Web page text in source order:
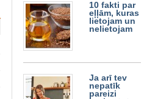
10 fakti par
eļļām, kuras
lietojam un
nelietojam
Ja arī tev
nepatīk
pareizi